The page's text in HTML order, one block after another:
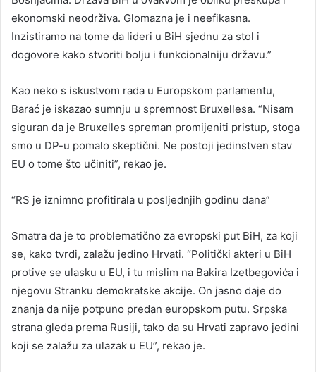
ekonomski neodrživa. Glomazna je i neefikasna.
Inzistiramo na tome da lideri u BiH sjednu za stol i
dogovore kako stvoriti bolju i funkcionalniju državu.”
Kao neko s iskustvom rada u Europskom parlamentu,
Barać je iskazao sumnju u spremnost Bruxellesa. “Nisam
siguran da je Bruxelles spreman promijeniti pristup, stoga
smo u DP-u pomalo skeptični. Ne postoji jedinstven stav
EU o tome što učiniti”, rekao je.
“RS je iznimno profitirala u posljednjih godinu dana”
Smatra da je to problematično za evropski put BiH, za koji
se, kako tvrdi, zalažu jedino Hrvati. “Politički akteri u BiH
protive se ulasku u EU, i tu mislim na Bakira Izetbegovića i
njegovu Stranku demokratske akcije. On jasno daje do
znanja da nije potpuno predan europskom putu. Srpska
strana gleda prema Rusiji, tako da su Hrvati zapravo jedini
koji se zalažu za ulazak u EU”, rekao je.